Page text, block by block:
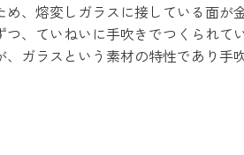
、熔変しガラスに接している面が
、ていねいに手吹きでつくられ
ガラスという素材の特性であり